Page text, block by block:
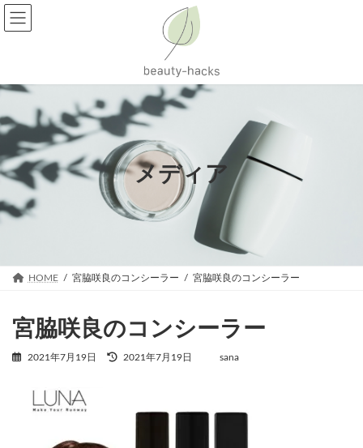
コ
ン
ス
ッ
プ
ナ
ビ
ン
移
動
メディア
HOME 宮脇咲良のコンシーラー 宮脇咲良のコンシーラー
宮脇咲良のコンシーラー
2021年7月19日
最
2021年7月19日 sana